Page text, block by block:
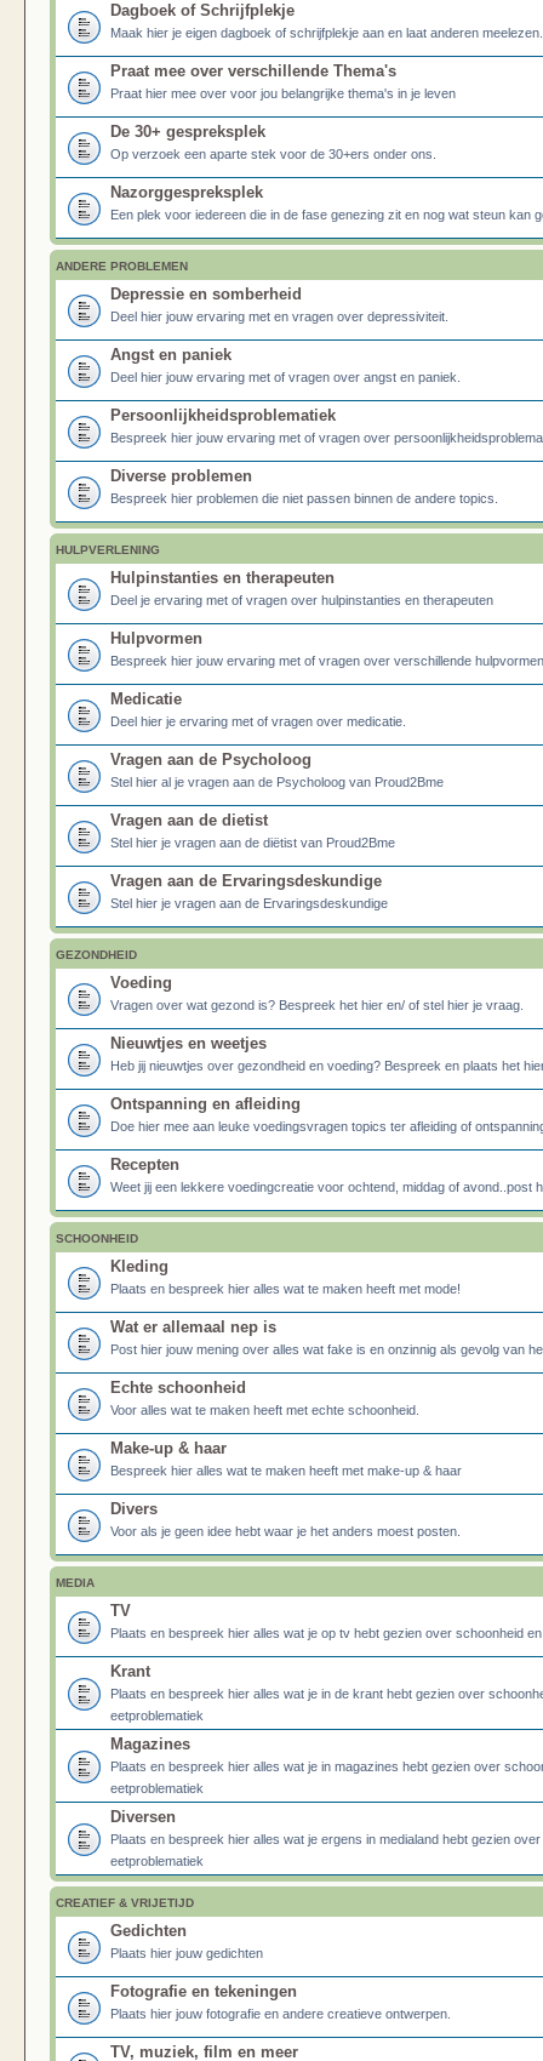
Dagboek of Schrijfplekje
Maak hier je eigen dagboek of schrijfplekje aan en laat anderen meelezen.
Praat mee over verschillende Thema's
Praat hier mee over voor jou belangrijke thema's in je leven
De 30+ gespreksplek
Op verzoek een aparte stek voor de 30+ers onder ons.
Nazorggespreksplek
Een plek voor iedereen die in de fase genezing zit en nog wat steun kan
ANDERE PROBLEMEN
Depressie en somberheid
Deel hier jouw ervaring met en vragen over depressiviteit.
Angst en paniek
Deel hier jouw ervaring met of vragen over angst en paniek.
Persoonlijkheidsproblematiek
Bespreek hier jouw ervaring met of vragen over
Diverse problemen
Bespreek hier problemen die niet passen binnen de andere topics.
HULPVERLENING
Hulpinstanties en therapeuten
Deel je ervaring met of vragen over hulpinstanties en therapeuten
Hulpvormen
Bespreek hier jouw ervaring met of vragen over verschillende
Medicatie
Deel hier je ervaring met of vragen over medicatie.
Vragen aan de Psycholoog
Stel hier al je vragen aan de Psycholoog van Proud2Bme
Vragen aan de dietist
Stel hier je vragen aan de diëtist van Proud2Bme
Vragen aan de Ervaringsdeskundige
Stel hier je vragen aan de Ervaringsdeskundige
GEZONDHEID
Voeding
Vragen over wat gezond is? Bespreek het hier en/ of stel hier je vraag.
Nieuwtjes en weetjes
Heb jij nieuwtjes over gezondheid en voeding? Bespreek en plaats het
Ontspanning en afleiding
Doe hier mee aan leuke voedingsvragen topics ter afleiding of
Recepten
Weet jij een lekkere voedingcreatie voor ochtend, middag of avond..post
SCHOONHEID
Kleding
Plaats en bespreek hier alles wat te maken heeft met mode!
Wat er allemaal nep is
Post hier jouw mening over alles wat fake is en onzinnig als gevolg van
Echte schoonheid
Voor alles wat te maken heeft met echte schoonheid.
Make-up & haar
Bespreek hier alles wat te maken heeft met make-up & haar
Divers
Voor als je geen idee hebt waar je het anders moest posten.
MEDIA
TV
Plaats en bespreek hier alles wat je op tv hebt gezien over schoonheid
Krant
Plaats en bespreek hier alles wat je in de krant hebt gezien over
eetproblematiek
Magazines
Plaats en bespreek hier alles wat je in magazines hebt gezien over
eetproblematiek
Diversen
Plaats en bespreek hier alles wat je ergens in medialand hebt gezien
eetproblematiek
CREATIEF & VRIJETIJD
Gedichten
Plaats hier jouw gedichten
Fotografie en tekeningen
Plaats hier jouw fotografie en andere creatieve ontwerpen.
TV, muziek, film en meer